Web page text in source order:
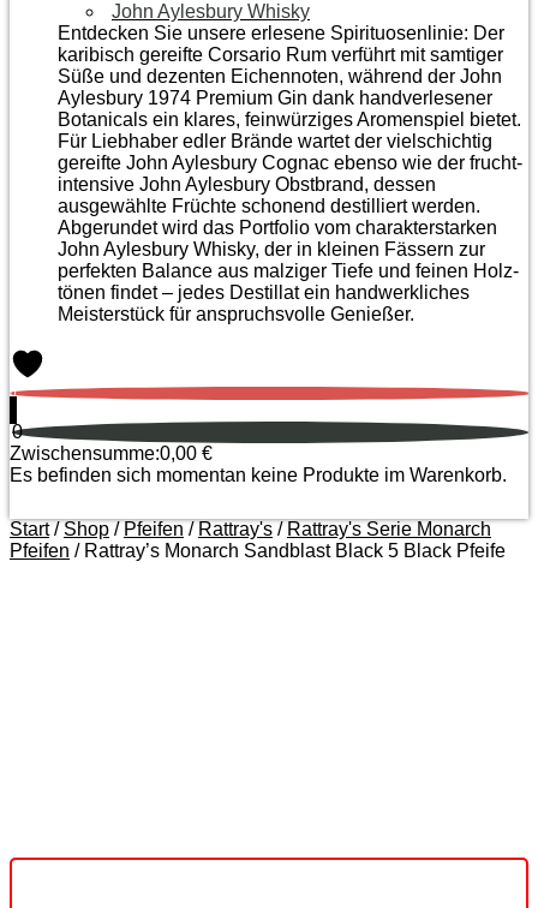
John Aylesbury Whisky
Entdecken Sie unsere erlesene Spirituosenlinie: Der
karibisch gereifte Corsario Rum verführt mit samtiger
Süße und dezenten Eichen­noten, während der John
Aylesbury 1974 Premium Gin dank handverlesener
Botanicals ein klares, feinwürziges Aromenspiel bietet.
Für Liebhaber edler Brände wartet der vielschichtig
gereifte John Aylesbury Cognac ebenso wie der frucht­
intensive John Aylesbury Obstbrand, dessen
ausgewählte Früchte schonend destilliert werden.
Abgerundet wird das Portfolio vom charakterstarken
John Aylesbury Whisky, der in kleinen Fässern zur
perfekten Balance aus malziger Tiefe und feinen Holz­
tönen findet – jedes Destillat ein handwerkliches
Meister­stück für anspruchsvolle Genießer.
0
0
Zwischensumme:0,00 €
Es befinden sich momentan keine Produkte im Warenkorb.
Start/ Shop / Pfeifen / Rattray's / Rattray's Serie Monarch
Pfeifen / Rattray’s Monarch Sandblast Black 5 Black Pfeife